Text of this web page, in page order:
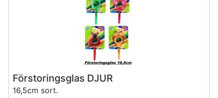
Förstoringsglas DJUR
16,5cm sort.